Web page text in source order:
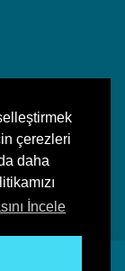
çerezleri
daha
İncele